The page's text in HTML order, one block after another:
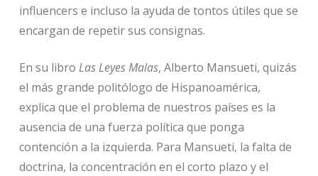
influencers e incluso la ayuda de tontos útiles que se
encargan de repetir sus consignas.
En su libro Las Leyes Malas, Alberto Mansueti, quizás
el más grande politólogo de Hispanoamérica,
explica que el problema de nuestros países es la
ausencia de una fuerza política que ponga
contención a la izquierda. Para Mansueti, la falta de
doctrina, la concentración en el corto plazo y el